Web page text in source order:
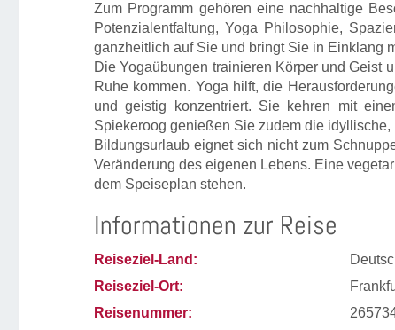
Zum Programm gehören eine nachhaltige
Potenzialentfaltung, Yoga Philosophie,
ganzheitlich auf Sie und bringt Sie in Einklang
Die Yogaübungen trainieren Körper und Geist
Ruhe kommen. Yoga hilft, die
und geistig konzentriert. Sie kehren mit
Spiekeroog genießen Sie zudem die
Bildungsurlaub eignet sich nicht zum
Veränderung des eigenen Lebens. Eine
dem Speiseplan stehen.
Informationen zur Reise
Reiseziel-Land:
Reiseziel-Ort:
Reisenummer: